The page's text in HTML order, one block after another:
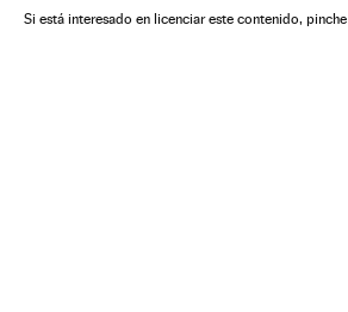
Si está interesado en licenciar este contenido, pinche